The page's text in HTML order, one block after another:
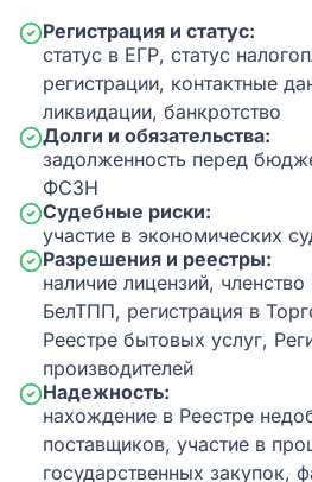
Регистрация и статус:
статус в ЕГР, статус
регистрации, контактные
ликвидации, банкротство
Долги и обязательства:
задолженность перед
ФСЗН
Судебные риски:
участие в экономических
Разрешения и реестры:
наличие лицензий,
БелТПП, регистрация в
Реестре бытовых услуг,
производителей
Надежность:
нахождение в Реестре
поставщиков, участие в
государственных закупок,